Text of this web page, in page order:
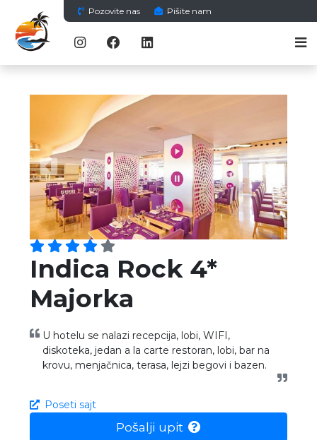
Pozovite nas Pišite nam
Previous
Indica Rock 4*
Majorka
U hotelu se nalazi recepcija, lobi, WIFI,
diskoteka, jedan a la carte restoran, lobi, bar na
krovu, menjačnica, terasa, lejzi begovi i bazen.
Poseti sajt
Pošalji upit